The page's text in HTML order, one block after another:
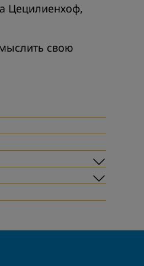
Цецилиенхоф,
свою